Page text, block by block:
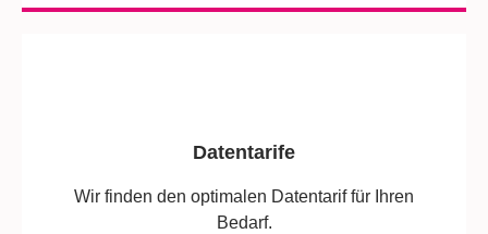
Datentarife
Wir finden den optimalen Datentarif für Ihren
Bedarf.